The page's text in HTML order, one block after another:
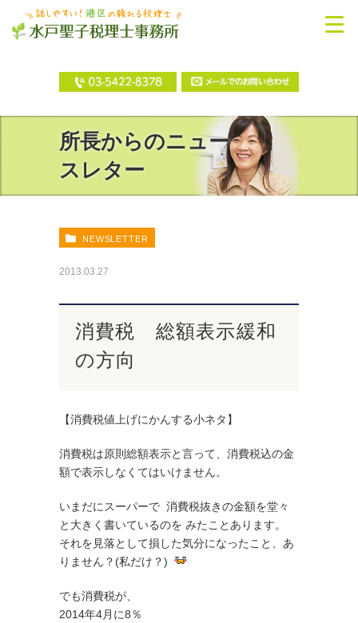
所長からのニュー
スレター
NEWSLETTER
2013.03.27
消費税 総額表示緩和
の方向
【消費税値上げにかんする小ネタ】
消費税は原則総額表示と言って、消費税込の金
額で表示しなくてはいけません。
いまだにスーパーで 消費税抜きの金額を堂々
と大きく書いているのを みたことあります。
それを見落として損した気分になったこと、あ
りません？(私だけ？)
でも消費税が、
2014年4月に8％